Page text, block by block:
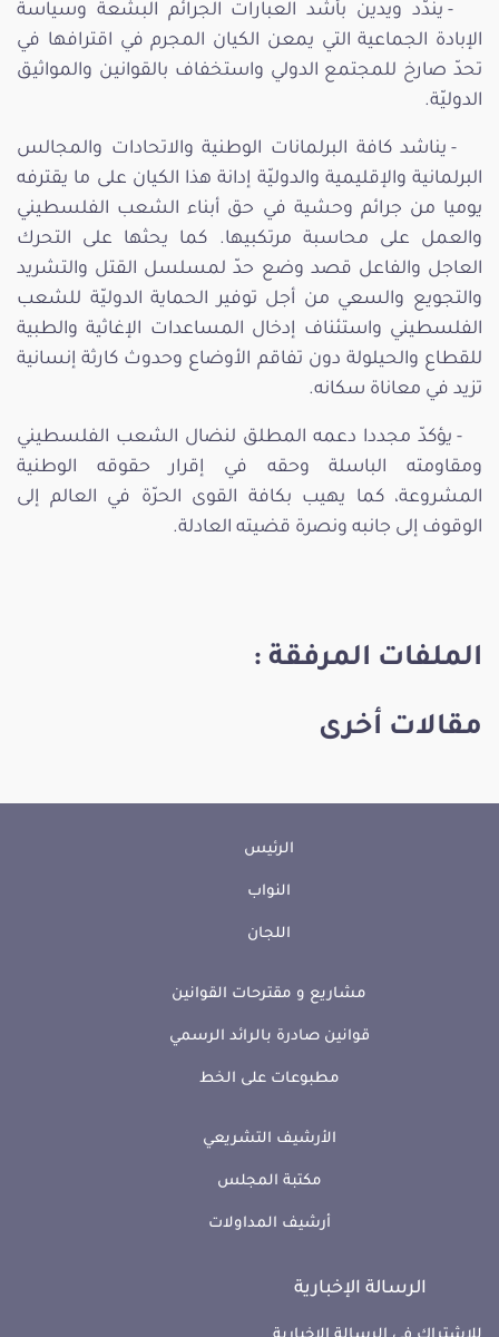
- يندّد ويدين بأشّد العبارات الجرائم البشعة وسياسة
الإبادة الجماعية التي يمعن الكيان المجرم في اقترافها في
تحدّ صارخ للمجتمع الدولي واستخفاف بالقوانين والمواثيق
الدوليّة.
- يناشد كافة البرلمانات الوطنية والاتحادات والمجالس
البرلمانية والإقليمية والدوليّة إدانة هذا الكيان على ما يقترفه
يوميا من جرائم وحشية في حق أبناء الشعب الفلسطيني
والعمل على محاسبة مرتكبيها. كما يحثها على التحرك
العاجل والفاعل قصد وضع حدّ لمسلسل القتل والتشريد
والتجويع والسعي من أجل توفير الحماية الدوليّة للشعب
الفلسطيني واستئناف إدخال المساعدات الإغاثية والطبية
للقطاع والحيلولة دون تفاقم الأوضاع وحدوث كارثة إنسانية
تزيد في معاناة سكانه.
- يؤكدّ مجددا دعمه المطلق لنضال الشعب الفلسطيني
ومقاومته الباسلة وحقه في إقرار حقوقه الوطنية
المشروعة، كما يهيب بكافة القوى الحرّة في العالم إلى
الوقوف إلى جانبه ونصرة قضيته العادلة.
الملفات المرفقة :
مقالات أخرى
الرئيس
النواب
اللجان
مشاريع و مقترحات القوانين
قوانين صادرة بالرائد الرسمي
مطبوعات على الخط
الأرشيف التشريعي
مكتبة المجلس
أرشيف المداولات
الرسالة الإخبارية